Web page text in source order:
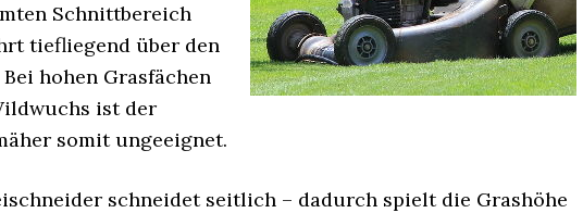
Schnittbereich
tiefliegend über den
Bei hohen Grasfächen
ist der
somit ungeeignet.
schneidet seitlich – dadurch spielt die Grashöhe